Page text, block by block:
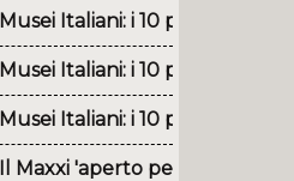
Musei Italiani: i 10 post più
Musei Italiani: i 10 post più
Musei Italiani: i 10 post più
Il Maxxi 'aperto per ferie'